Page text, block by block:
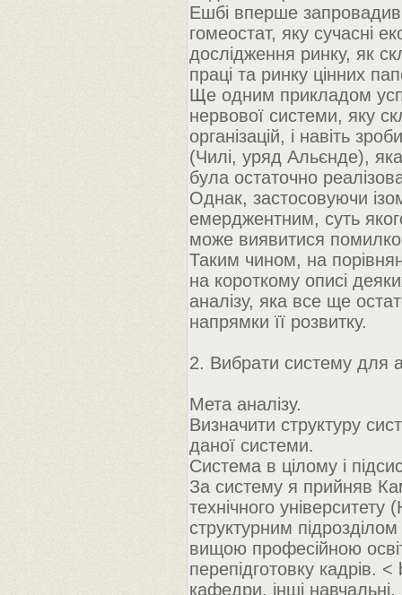
Ешбі вперше запровадив
гомеостат, яку сучасні
дослідження ринку, як
праці та ринку цінних
Ще одним прикладом
нервової системи, яку
організацій, і навіть
(Чилі, уряд Альєнде),
була остаточно
Однак, застосовуючи
емерджентним, суть
може виявитися
Таким чином, на
на короткому описі
аналізу, яка все ще
напрямки її розвитку.
2. Вибрати систему для
Мета аналізу.
Визначити структуру
даної системи.
Система в цілому і
За систему я прийняв
технічного
структурним
вищою професійною
перепідготовку кадрів.
кафедри, інші